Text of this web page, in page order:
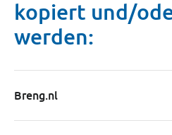
kopiert und/
werden:
Breng.nl